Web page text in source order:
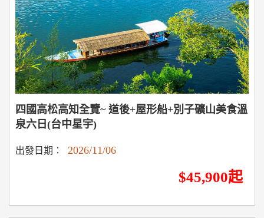
四國高松高知全覽~ 道後+屋形船+別子礦山美食溫
泉六日(台中星宇)
出發日期： 2026/11/06
$45,900起